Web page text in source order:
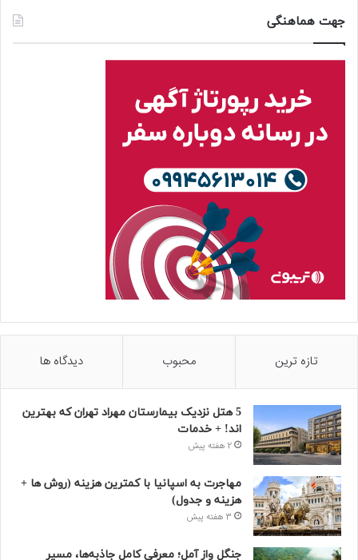
جهت هماهنگی
تازه ترین محبوب دیدگاه ها
5 هتل نزدیک بیمارستان مهراد تهران که بهترین‌
اند! + خدمات
2 هفته پیش
مهاجرت به اسپانیا با کمترین هزینه (روش ها +
هزینه و جدول)
3 هفته پیش
جنگل واز آمل؛ معرفی کامل جاذبه‌ها، مسیر